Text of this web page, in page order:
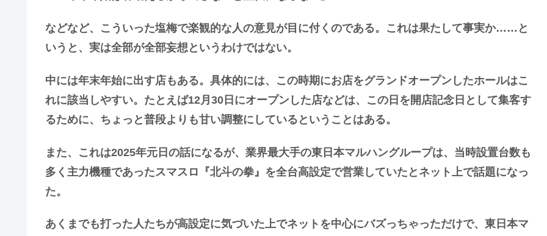
などなど、こういった塩梅で楽観的な人の意見が目に付くのである。これは果たして事実か……と
いうと、実は全部が全部妄想というわけではない。
中には年末年始に出す店もある。具体的には、この時期にお店をグランドオープンしたホールはこ
れに該当しやすい。たとえば12月30日にオープンした店などは、この日を開店記念日として集客す
るために、ちょっと普段よりも甘い調整にしているということはある。
また、これは2025年元日の話になるが、業界最大手の東日本マルハングループは、当時設置台数も
多く主力機種であったスマスロ『北斗の拳』を全台高設定で営業していたとネット上で話題になっ
た。
あくまでも打った人たちが高設定に気づいた上でネットを中心にバズっちゃっただけで、東日本マ